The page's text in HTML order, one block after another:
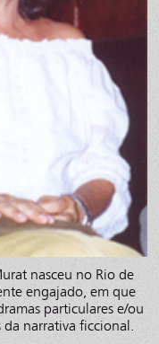
nasceu no Rio de
engajado, em que
particulares e/ou
narrativa ficcional.